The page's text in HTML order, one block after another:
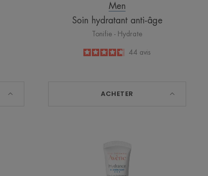
Men
Soin hydratant anti-âge
Tonifie - Hydrate
4.7
/
5
44 avis
ACHETER
hydratante
teintée
SPF30